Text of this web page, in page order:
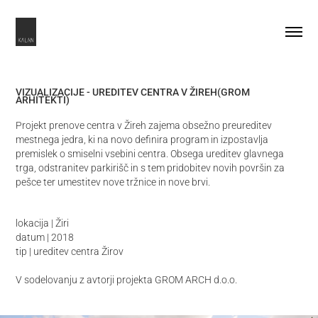
VIZUALIZACIJE - UREDITEV CENTRA V ŽIREH(GROM
ARHITEKTI)
Projekt prenove centra v Žireh zajema obsežno preureditev
mestnega jedra, ki na novo definira program in izpostavlja
premislek o smiselni vsebini centra. Obsega ureditev glavnega
trga, odstranitev parkirišč in s tem pridobitev novih površin za
lokacija | Žiri
datum | 2018
tip | ureditev centra Žirov
V sodelovanju z avtorji projekta GROM ARCH d.o.o.